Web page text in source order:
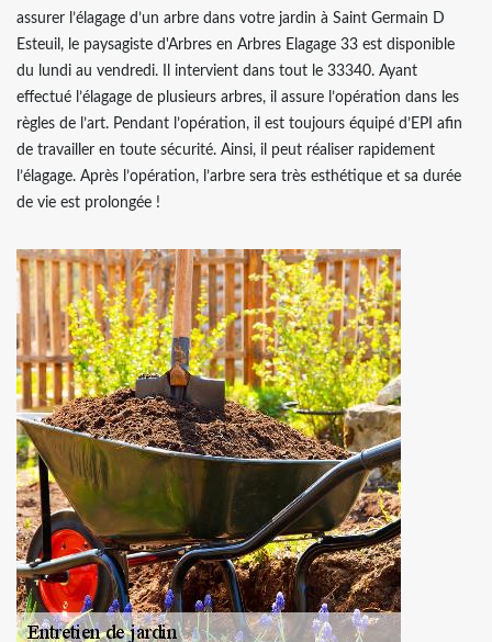
assurer l’élagage d’un arbre dans votre jardin à Saint Germain D
Esteuil, le paysagiste d'Arbres en Arbres Elagage 33 est disponible
du lundi au vendredi. Il intervient dans tout le 33340. Ayant
effectué l’élagage de plusieurs arbres, il assure l’opération dans les
règles de l’art. Pendant l’opération, il est toujours équipé d’EPI afin
de travailler en toute sécurité. Ainsi, il peut réaliser rapidement
l’élagage. Après l’opération, l’arbre sera très esthétique et sa durée
de vie est prolongée !